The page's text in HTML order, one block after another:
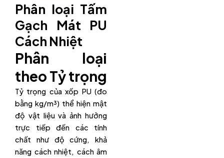
Phân loại Tấm
Gạch Mát PU
Cách Nhiệt
Phân loại
theo Tỷ trọng
Tỷ trọng của xốp PU (đo
bằng kg/m³) thể hiện mật
độ vật liệu và ảnh hưởng
trực tiếp đến các tính
chất như độ cứng, khả
năng cách nhiệt, cách âm